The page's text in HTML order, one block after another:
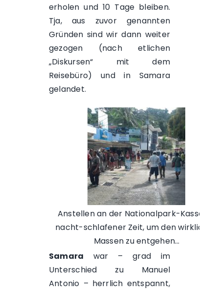
erholen und 10 Tage bleiben.
Tja, aus zuvor genannten
Gründen sind wir dann weiter
gezogen (nach etlichen
„Diskursen“ mit dem
Reisebüro) und in Samara
gelandet.
Anstellen an der Nationalpark-Kassa, zu
nacht-schlafener Zeit, um den wirklichen
Massen zu entgehen…
Samara
war – grad im
Unterschied zu Manuel
Antonio – herrlich entspannt,